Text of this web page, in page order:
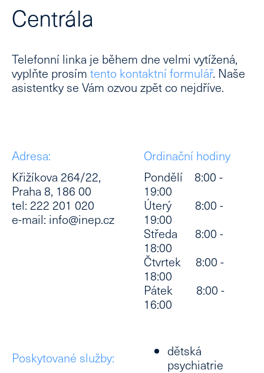
Centrála
Telefonní linka je během dne velmi vytížená,
vyplňte prosím tento kontaktní formulář. Naše
asistentky se Vám ozvou zpět co nejdříve.
Adresa:
Křižíkova 264/22,
Praha 8, 186 00
tel: 222 201 020
e-mail: info@inep.cz
Ordinační hodiny
Pondělí 8:00 -
19:00
Úterý 8:00 -
19:00
Středa 8:00 -
18:00
Čtvrtek 8:00 -
18:00
Pátek 8:00 -
16:00
Poskytované služby:
dětská
psychiatrie